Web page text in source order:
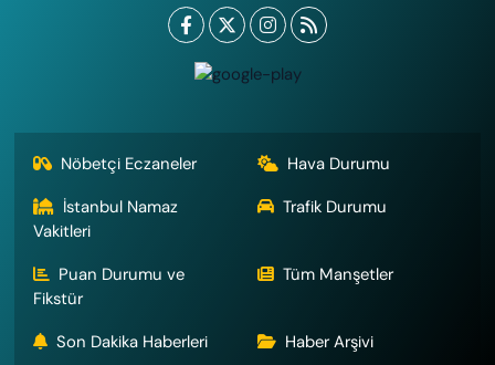
Nöbetçi Eczaneler
Hava Durumu
İstanbul Namaz
Vakitleri
Trafik Durumu
Puan Durumu ve
Fikstür
Tüm Manşetler
Son Dakika Haberleri Haber Arşivi